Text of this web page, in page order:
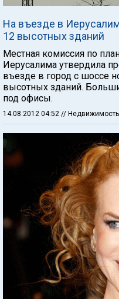
На въезде в
12 высотных зданий
Местная комиссия по
Иерусалима утвердила
въезде в город с шоссе
высотных зданий.
под офисы.
14.08.2012 04:52 // Недвижимость